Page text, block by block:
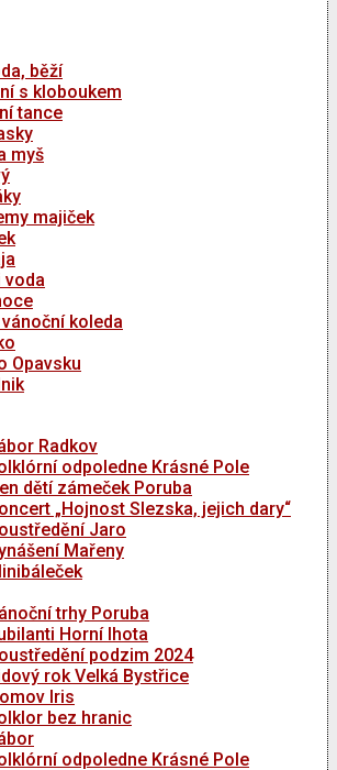
běží
s kloboukem
tance
myš
majiček
voda
koleda
Opavsku
Radkov
odpoledne Krásné Pole
dětí zámeček Poruba
„Hojnost Slezska, jejich dary“
Jaro
Mařeny
trhy Poruba
Horní lhota
podzim 2024
rok Velká Bystřice
Iris
bez hranic
odpoledne Krásné Pole